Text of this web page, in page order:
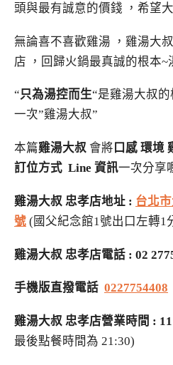
頭與最有誠意的價錢 ，希望
無論喜不喜歡雞湯 ，雞湯大
店 ，回歸火鍋最真誠的根本~
“只為湯控而生“是雞湯大叔
一次”雞湯大叔”
本篇雞湯大叔 會將 口感 環境
訂位方式 Line 資訊一次分享
雞湯大叔 忠孝店地址 : 台北
號 (國父紀念館1號出口左轉1
雞湯大叔 忠孝店電話 : 02
手機版直撥電話 0227754408
雞湯大叔 忠孝店營業時間 :
最後點餐時間為 21:30)